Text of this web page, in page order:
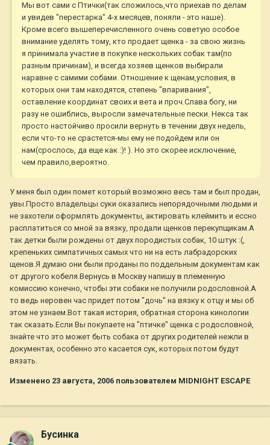
Мы вот сами с Птички(так сложилось,что приехав по делам
и увидев "перестарка" 4-х месяцев, поняли - это наше).
Кроме всего вышеперечисленного очень советую особое
внимание уделять тому, кто продает щенка - за свою жизнь
я принимала участие в покупке нескольких собак там(по
разным причинам), и всегда хозяев щенков выбирали
наравне с самими собами. Отношение к щенам,условия, в
которых они там находятся, степень "впаривания",
оставление координат своих и вета и проч.Слава богу, ни
разу не ошиблись, выросли замечательные пески. Некса так
просто настойчиво просили вернуть в течении двух недель,
если что-то не срастется-мы ему не подойдем или он
нам(срослось, да еще как :)! ). Но это скорее исключение,
чем правило,вероятно.
У меня был один помет который возможно весь там и был продан,
увы.Просто владельцы суки оказались непорядочными людьми и
не захотели оформлять документы, актировать клеймить и ессно
расплатиться со мной за вязку, продали щенков перекупщикам.А
так детки были рождены от двух породистых собак, 10 штук :(,
крепеньких симпатичных самых что ни на есть лабрадорских
щенов.Я думаю они были проданы по поддельным документам как
от другого кобеля.Вернусь в Москву напишу в племенную
комиссию конечно, чтобы эти собаки не получили родословной.А
то ведь неровен час придет потом "дочь" на вязку к отцу и мы об
этом не узнаем.Вот такая история, обратная сторона кинологии
так сказать.Если Вы покупаете на "птичке" щенка с родословной,
знайте что это может быть собака от других родителей нежли в
документах, особенно это касается сук, которых потом будут
вязать.
Изменено 23 августа, 2006 пользователем MIDNIGHT ESCAPE
Бусинка